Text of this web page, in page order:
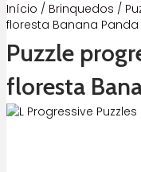
Início / Brinquedos /
floresta Banana Panda
Puzzle
floresta